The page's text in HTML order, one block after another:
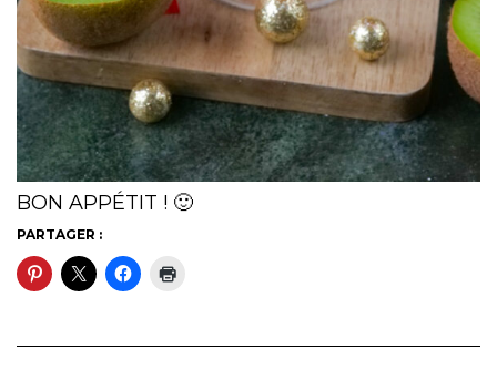
BON APPÉTIT ! 🙂
PARTAGER :